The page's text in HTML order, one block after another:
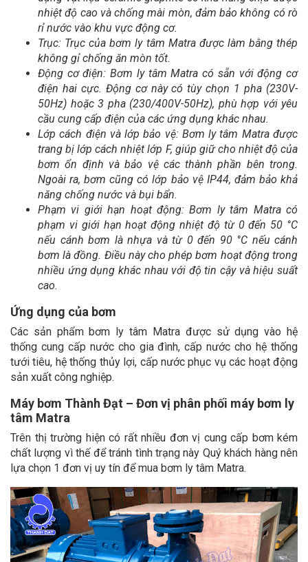
nhiệt độ cao và chống mài mòn, đảm bảo không có rò
rỉ nước vào khu vực động cơ.
Trục: Trục của bơm ly tâm Matra được làm bằng thép
không gỉ chống ăn mòn tốt.
Động cơ điện: Bơm ly tâm Matra có sẵn với động cơ
điện hai cực. Động cơ này có tùy chọn 1 pha (230V-
50Hz) hoặc 3 pha (230/400V-50Hz), phù hợp với yêu
cầu cung cấp điện của các ứng dụng khác nhau.
Lớp cách điện và lớp bảo vệ: Bơm ly tâm Matra được
trang bị lớp cách nhiệt lớp F, giúp giữ cho nhiệt độ của
bơm ổn định và bảo vệ các thành phần bên trong.
Ngoài ra, bơm cũng có lớp bảo vệ IP44, đảm bảo khả
năng chống nước và bụi bẩn.
Phạm vi giới hạn hoạt động: Bơm ly tâm Matra có
phạm vi giới hạn hoạt động nhiệt độ từ 0 đến 50 °C
nếu cánh bơm là nhựa và từ 0 đến 90 °C nếu cánh
bơm là đồng. Điều này cho phép bơm hoạt động trong
nhiều ứng dụng khác nhau với độ tin cậy và hiệu suất
cao.
Ứng dụng của bơm
Các sản phẩm bơm ly tâm Matra được sử dụng vào hệ
thống cung cấp nước cho gia đình, cấp nước cho hệ thống
tưới tiêu, hệ thống thủy lợi, cấp nước phục vụ các hoạt động
sản xuất công nghiệp.
Máy bơm Thành Đạt – Đơn vị phân phối máy bơm ly
tâm Matra
Trên thị trường hiện có rất nhiều đơn vị cung cấp bơm kém
chất lượng vì thế để tránh tình trạng này Quý khách hàng nên
lựa chọn 1 đơn vị uy tín để mua bơm ly tâm Matra.